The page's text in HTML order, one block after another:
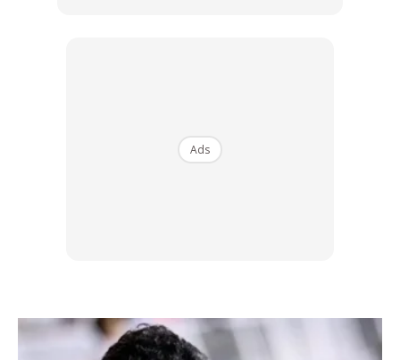
Manakala untuk musim luruh ini pula, tiba giliran Fragment
menampilkan koleksi pakaian yang menampilkan elemen
Ads